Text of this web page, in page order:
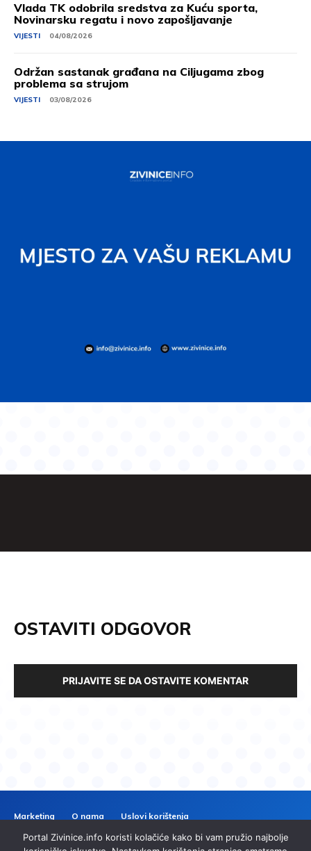
Vlada TK odobrila sredstva za Kuću sporta,
Novinarsku regatu i novo zapošljavanje
VIJESTI 04/08/2026
Održan sastanak građana na Ciljugama zbog
problema sa strujom
VIJESTI 03/08/2026
OSTAVITI ODGOVOR
PRIJAVITE SE DA OSTAVITE KOMENTAR
Marketing O nama
Uslovi korištenja
Politika privatnosti
Kontakt
Portal Zivinice.info koristi kolačiće kako bi vam pružio najbolje